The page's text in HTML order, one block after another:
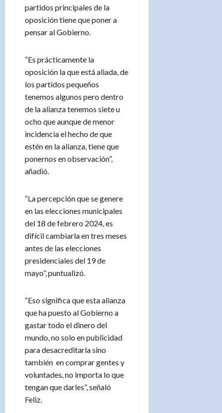
partidos principales de la
oposición tiene que poner a
pensar al Gobierno.
“Es prácticamente la
oposición la que está aliada, de
los partidos pequeños
tenemos algunos pero dentro
de la alianza tenemos siete u
ocho que aunque de menor
incidencia el hecho de que
estén en la alianza, tiene que
ponernos en observación”,
añadió.
“La percepción que se genere
en las elecciones municipales
del 18 de febrero 2024, es
difícil cambiarla en tres meses
antes de las elecciones
presidenciales del 19 de
mayo”, puntualizó.
“Eso significa que esta alianza
que ha puesto al Gobierno a
gastar todo el dinero del
mundo, no solo en publicidad
para desacreditarla sino
también en comprar gentes y
voluntades, no importa lo que
tengan que darles”, señaló
Feliz.